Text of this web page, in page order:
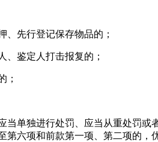
、先行登记保存物品的；
、鉴定人打击报复的；
；
单独进行处罚、应当从重处罚
六项和前款第一项、第二项的，